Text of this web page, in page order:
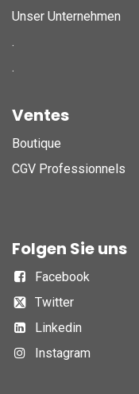
Unser Unternehmen
.
.
Ventes
Boutique
CGV Professionnels
Folgen Sie uns
Facebook
Twitter
Linkedin
Instagram